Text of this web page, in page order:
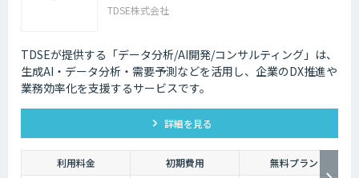
TDSE株式会社
TDSEが提供する「データ分析/AI開発/コンサルティング」は、
生成AI・データ分析・需要予測などを活用し、企業のDX推進や
業務効率化を支援するサービスです。
詳細を見る
利用料金 初期費用
無料プラン